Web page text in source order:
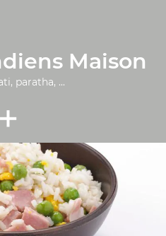
Maison
paratha, ...
+